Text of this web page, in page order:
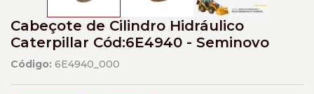
Cabeçote de Cilindro Hidráulico
Caterpillar Cód:6E4940 - Seminovo
Código: 6E4940_000